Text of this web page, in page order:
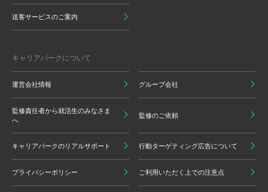
送客サービスのご案内
キャリアパークについて
運営会社情報 グループ会社
監修責任者から就活生のみなさま
へ
監修のご依頼
キャリアパークのリアルサポート 行動ターゲティング広告について
プライバシーポリシー ご利用いただく上での注意点